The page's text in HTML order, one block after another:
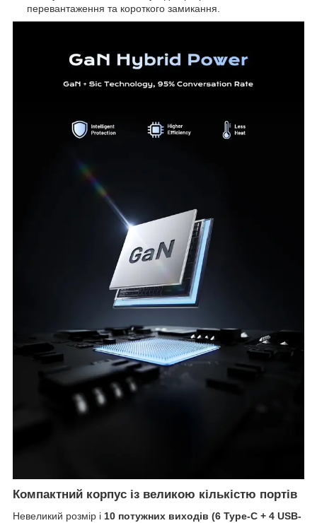
перевантаження та короткого замикання.
Компактний корпус із великою кількістю портів
Невеликий розмір і 10 потужних виходів (6 Type-C + 4 USB-